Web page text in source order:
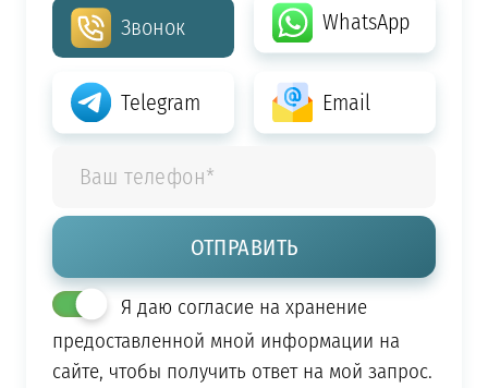
Звонок WhatsApp
Telegram Email
Я даю согласие на хранение
предоставленной мной информации на
сайте, чтобы получить ответ на мой запрос.